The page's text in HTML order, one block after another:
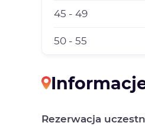
45 - 49
50 - 55
Rezerwacja